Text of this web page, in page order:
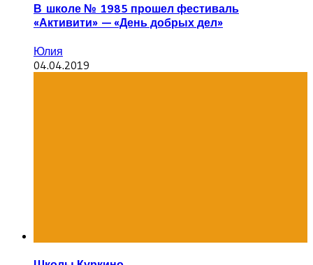
В школе № 1985 прошел фестиваль
«Активити» — «День добрых дел»
Юлия
04.04.2019